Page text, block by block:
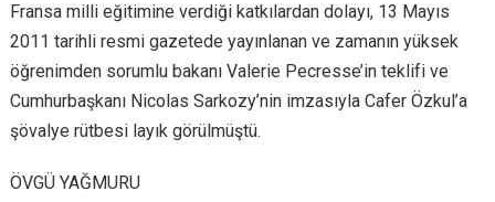
Fransa milli eğitimine verdiği katkılardan dolayı, 13 Mayıs
2011 tarihli resmi gazetede yayınlanan ve zamanın yüksek
öğrenimden sorumlu bakanı Valerie Pecresse’in teklifi ve
Cumhurbaşkanı Nicolas Sarkozy’nin imzasıyla Cafer Özkul’a
şövalye rütbesi layık görülmüştü.
ÖVGÜ YAĞMURU